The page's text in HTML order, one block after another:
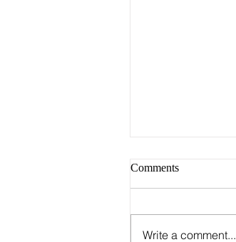
Comments
Write a comment...